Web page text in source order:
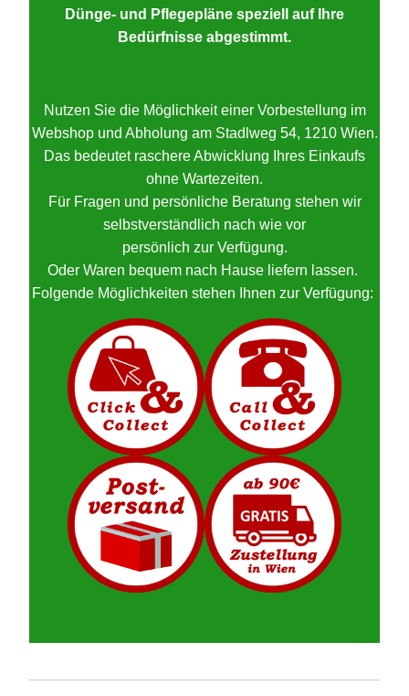
Dünge- und Pflegepläne speziell auf Ihre
Bedürfnisse abgestimmt.
Nutzen Sie die Möglichkeit einer Vorbestellung im
Webshop und Abholung am Stadlweg 54, 1210 Wien.
Das bedeutet raschere Abwicklung Ihres Einkaufs
ohne Wartezeiten.
Für Fragen und persönliche Beratung stehen wir
selbstverständlich nach wie vor
persönlich zur Verfügung.
Oder Waren bequem nach Hause liefern lassen.
Folgende Möglichkeiten stehen Ihnen zur Verfügung: